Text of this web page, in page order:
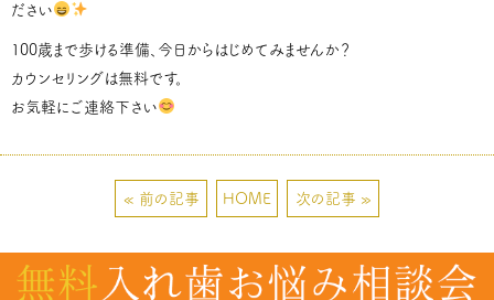
ださい
100歳まで歩ける準備、今日からはじめてみませんか？
カウンセリングは無料です。
お気軽にご連絡下さい
« 前の記事 HOME 次の記事 »